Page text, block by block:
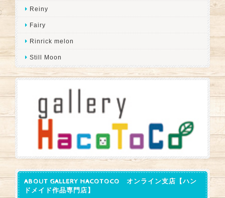
Reiny
Fairy
Rinrick melon
Still Moon
ABOUT GALLERY HACOTOCO オンライン支店【ハン
ドメイド作品専門店】